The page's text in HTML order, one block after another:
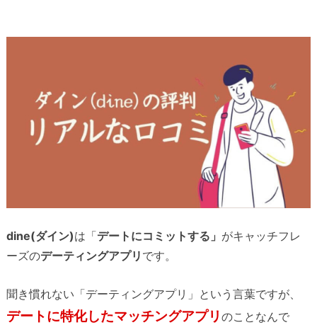
dine(ダイン)は「デートにコミットする」 がキャッチフレ
ーズのデーティングアプリ です。
聞き慣れない「デーティングアプリ」という言葉ですが、
デートに特化したマッチングアプリ のことなんで